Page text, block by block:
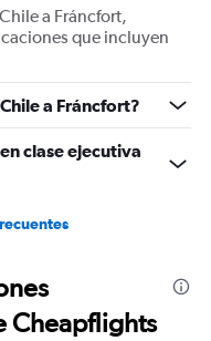
a Fráncfort,
que incluyen
a Fráncfort?
clase ejecutiva
Cheapflights